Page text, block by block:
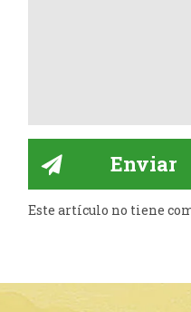
Este artículo no tiene